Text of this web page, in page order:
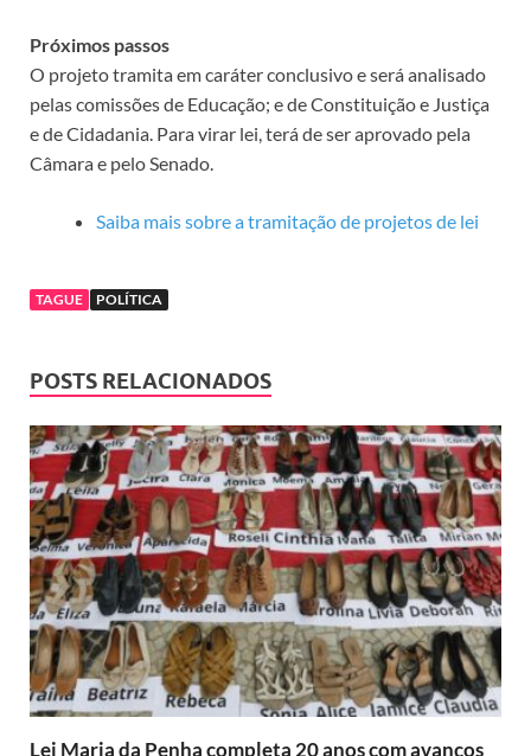
Próximos passos
O projeto tramita emcaráter conclusivoe será analisado
pelas comissões de Educação; e de Constituição e Justiça
e de Cidadania. Para virar lei, terá de ser aprovado pela
Câmara e pelo Senado.
Saiba mais sobre a tramitação de projetos de lei
TAGUE POLÍTICA
POSTS RELACIONADOS
Lei Maria da Penha completa 20 anos com avanços